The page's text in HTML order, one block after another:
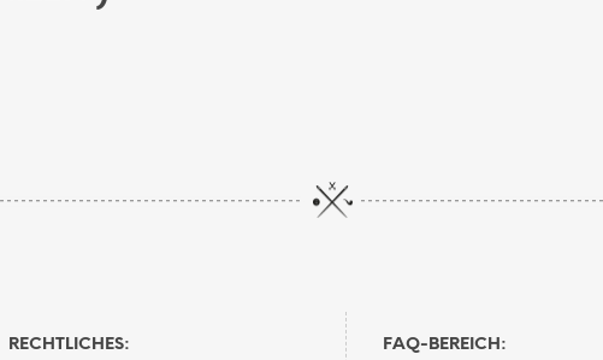
RECHTLICHES: FAQ-BEREICH: